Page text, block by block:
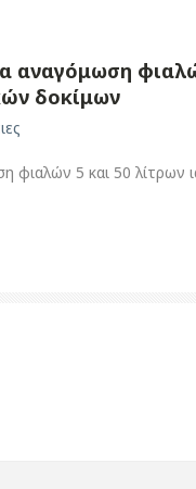
δοκίμων
5 και 50 λίτρων